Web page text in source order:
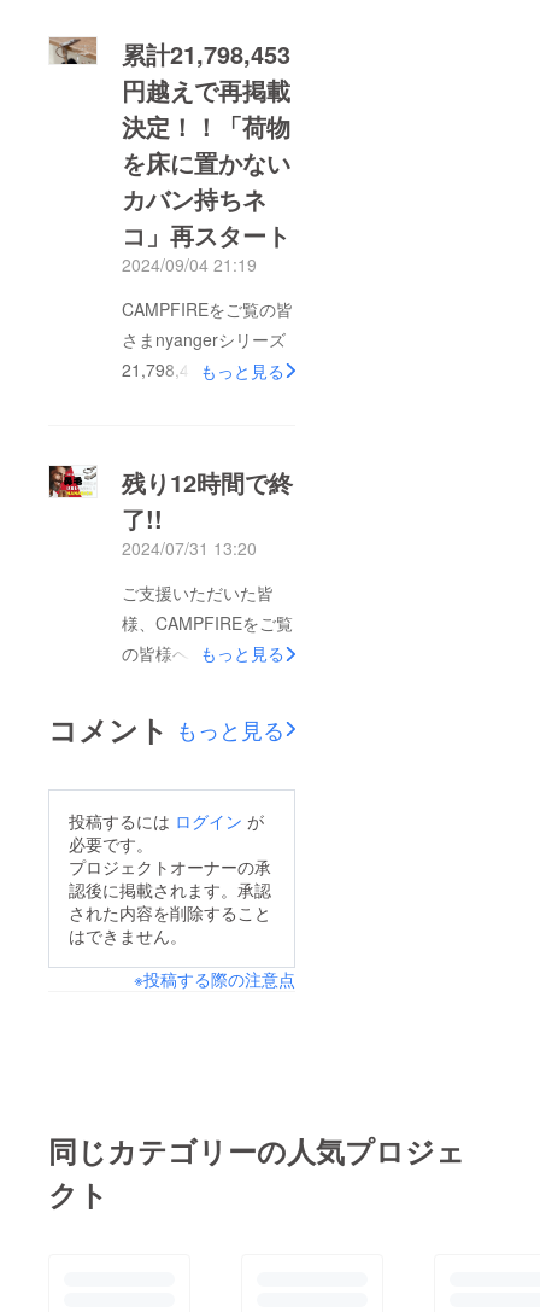
ヘッドが鼻の内部を守
り、ピンセットのよう
に簡単に処理します。
圧倒的な切断力で、印
刷用紙も楽々カット可
能です。鼻の内部を傷
つけることなく安全に
使用できる、丸形ヘッ
ドを採用しています。
【早割で最大
48％OFF】ご支援はこ
累計21,798,453
円越えで再掲載
決定！！「荷物
を床に置かない
カバン持ちネ
コ」再スタート
2024/09/04 21:19
CAMPFIREをご覧の皆
さまnyangerシリーズ
21,798,453円達成し、
かないカバン持ちネ
コ」多数のご要望を頂
きプロジェクト再掲
載！★プロジェクト開
始です★ 荷物を
床に置かないカバン持
fire.jp/projects/789724
↓↓↓↓①寝そべる姿で
ネコがバッグを持ち！
②使用しない時はバッ
グにぶら下がります！
③軽量なのに6㎏を
楽々持ち上げ力持
ち！ ④キーホルダー
い。 荷物を床に置か
もっと見る
残り12時間で終
了!!
2024/07/31 13:20
ご支援いただいた皆
様、CAMPFIREをご覧
の皆様へ
ジェクトは現在、達成
率がなんと417%を突
大なご支援に心より感
謝申し上げます。本当
にありがとうございま
す。すでにご支援いた
深く御礼申し上げま
す！https://camp-
fire.jp/projects/view/77
もっと見る
コメント もっと見る
投稿するには ログイン が
必要です。
プロジェクトオーナーの承
認後に掲載されます。承認
された内容を削除すること
はできません。
※投稿する際の注意点
同じカテゴリーの人気プロジェ
クト